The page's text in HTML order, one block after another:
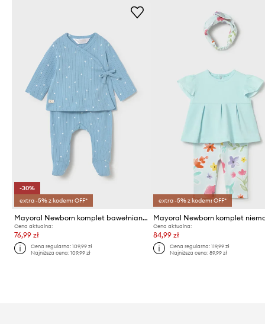
-30%
extra -5% z kodem: OFF*
Mayoral Newborn komplet bawełniany niemowlęcy
Cena aktualna:
76,99 zł
Cena regularna:109,99 zł
Najniższa cena:109,99 zł
extra -5% z kodem: OFF*
Cena aktualna:
84,99 zł
Cena regularna: 119,99 zł
Najniższa cena: 89,99 zł